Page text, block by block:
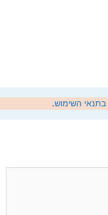
בתנאי השימוש.